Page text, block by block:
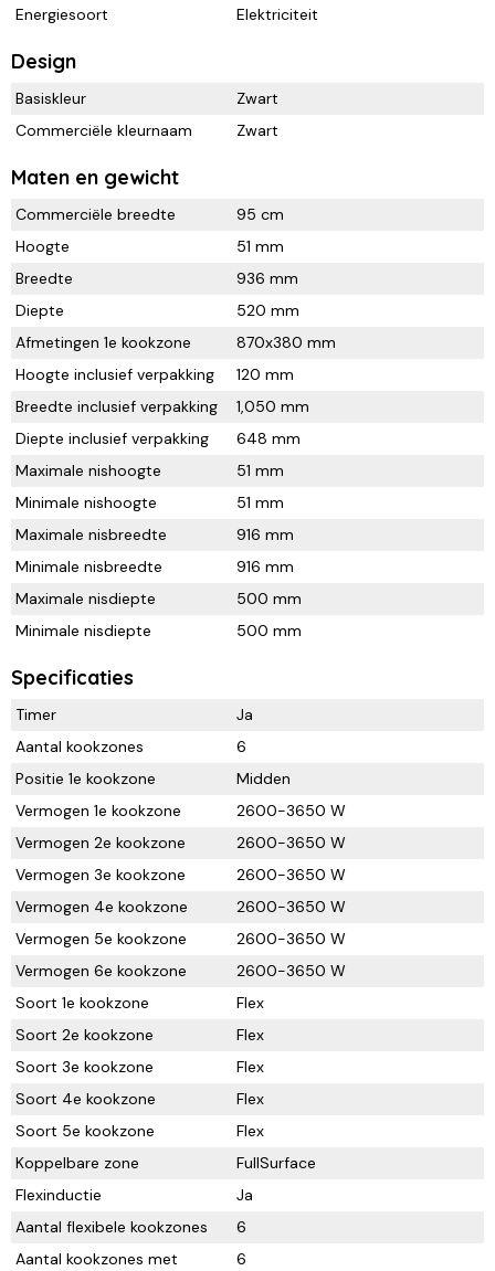
Energiesoort Elektriciteit
Design
Basiskleur
Zwart
Commerciële kleurnaam
Zwart
Maten en gewicht
Commerciële breedte
95 cm
Hoogte
51 mm
Breedte
936 mm
Diepte
520 mm
Afmetingen 1e kookzone
870x380 mm
Hoogte inclusief verpakking
120 mm
Breedte inclusief verpakking
1,050 mm
Diepte inclusief verpakking
648 mm
Maximale nishoogte
51 mm
Minimale nishoogte
51 mm
Maximale nisbreedte
916 mm
Minimale nisbreedte
916 mm
Maximale nisdiepte
500 mm
Minimale nisdiepte
500 mm
Specificaties
Timer
Ja
Aantal kookzones
6
Positie 1e kookzone
Midden
Vermogen 1e kookzone
2600-3650 W
Vermogen 2e kookzone
2600-3650 W
Vermogen 3e kookzone
2600-3650 W
Vermogen 4e kookzone
2600-3650 W
Vermogen 5e kookzone
2600-3650 W
Vermogen 6e kookzone
2600-3650 W
Soort 1e kookzone
Flex
Soort 2e kookzone
Flex
Soort 3e kookzone
Flex
Soort 4e kookzone
Flex
Soort 5e kookzone
Flex
Koppelbare zone
FullSurface
Flexinductie
Ja
Aantal flexibele kookzones
6
Aantal kookzones met
6